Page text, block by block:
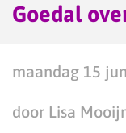
Goedal
maandag 15
door Lisa